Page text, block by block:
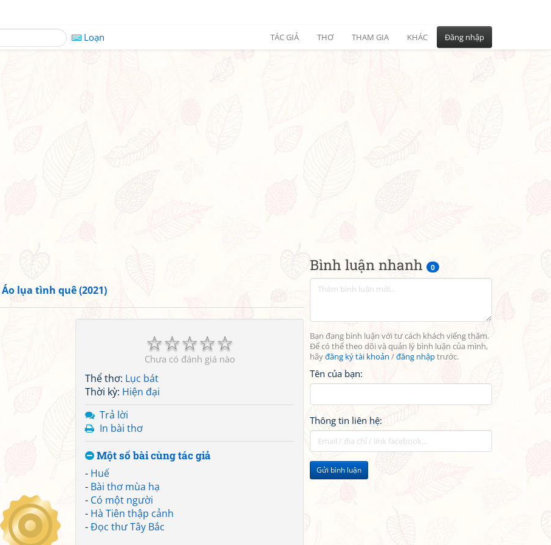
Loạn TÁC GIẢ THƠ THAM GIA KHÁC Đăng nhập
Bình luận nhanh 0
Bạn đang bình luận với tư cách khách viếng thăm.
Để có thể theo dõi và quản lý bình luận của mình,
hãyđăng ký tài khoản /đăng nhậptrước.
Tên của bạn:
Thông tin liên hệ:
Gửi bình luận
Áo lụa tình quê (2021)
☆
☆
☆
☆
☆
Chưa có đánh giá nào
Thể thơ: Lục bát
Thời kỳ: Hiện đại
Trả lời
In bài thơ
Một số bài cùng tác giả
- Huế
- Bài thơ mùa hạ
- Có một người
- Hà Tiên thập cảnh
-Đọc thư Tây Bắc